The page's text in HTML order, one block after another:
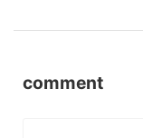
comment